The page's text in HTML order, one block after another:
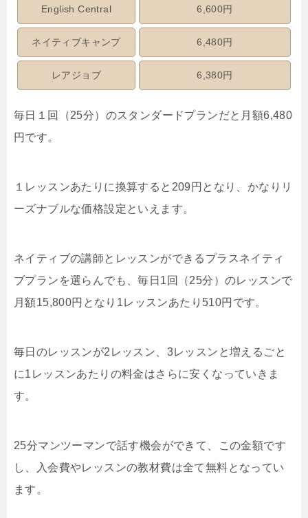
English Central 6,600円
ネイティブキャンプ 6,480円
レアジョブ 6,380円
毎日１回（25分）のスタンダードプランだと月額6,480
円です。
１レッスンあたりに換算すると209円となり、かなりリ
ーズナブルな価格設定といえます。
ネイティブの講師とレッスンができるプラスネイティ
ブプランを選らんでも、毎日1回（25分）のレッスンで
月額15,800円となり1レッスンあたり510円です。
毎日のレッスンが2レッスン、3レッスンと増えるごと
に1レッスンあたりの料金はさらに安くなっていきま
す。
25分マンツーマンで話す機会ができて、この金額です
し、入会費やレッスンの教材費は全て無料となってい
ます。